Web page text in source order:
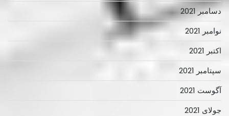
دسامبر 2021
نوامبر 2021
اکتبر 2021
سپتامبر 2021
آگوست 2021
جولای 2021